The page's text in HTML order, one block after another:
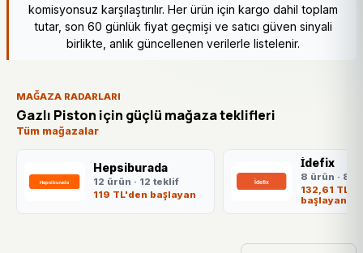
komisyonsuz karşılaştırılır. Her ürün için kargo dahil toplam
tutar, son 60 günlük fiyat geçmişi ve satıcı güven sinyali
birlikte, anlık güncellenen verilerle listelenir.
MAĞAZA RADARLARI
Gazlı Piston için güçlü mağaza teklifleri
Tüm mağazalar
Hepsiburada
12 ürün · 12 teklif
119 TL'den başlayan
İdefix
8 ürün · 8
132,61
başlayan